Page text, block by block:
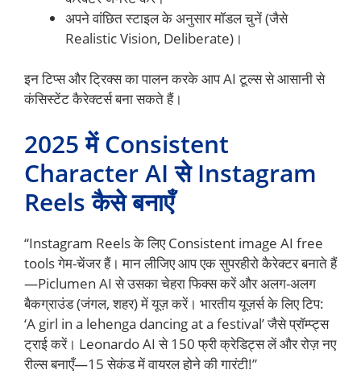
अपने वांछित स्टाइल के अनुसार मॉडल चुनें (जैसे
Realistic Vision, Deliberate)।
इन टिप्स और ट्रिक्स का पालन करके आप AI टूल्स से आसानी से
कंसिस्टेंट कैरेक्टर्स बना सकते हैं।
2025 में Consistent
Character AI से Instagram
Reels कैसे बनाएँ
“Instagram Reels के लिए Consistent image AI free
tools गेम-चेंजर हैं। मान लीजिए आप एक सुपरहीरो कैरेक्टर बनाते हैं
—Piclumen AI से उसका चेहरा फिक्स करें और अलग-अलग
बैकग्राउंड (जंगल, शहर) में यूज़ करें। भारतीय यूज़र्स के लिए टिप:
‘A girl in a lehenga dancing at a festival’ जैसे प्रॉम्प्ट्स
ट्राई करें। Leonardo AI से 150 फ्री क्रेडिट्स लें और रोज़ नए
रील्स बनाएँ—15 सेकंड में वायरल होने की गारंटी!”